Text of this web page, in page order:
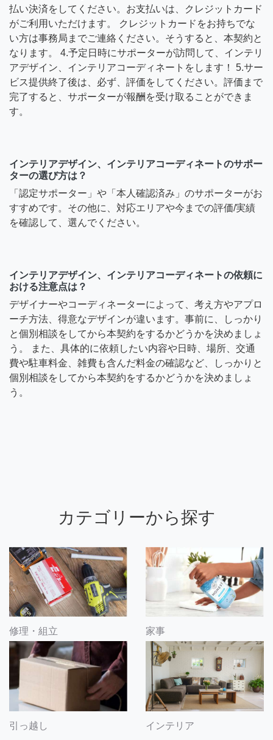
払い決済をしてください。お支払いは、クレジットカード
がご利用いただけます。 クレジットカードをお持ちでな
い方は事務局までご連絡ください。そうすると、本契約と
なります。 4.予定日時にサポーターが訪問して、インテリ
アデザイン、インテリアコーディネートをします！ 5.サー
ビス提供終了後は、必ず、評価をしてください。評価まで
完了すると、サポーターが報酬を受け取ることができま
す。
インテリアデザイン、インテリアコーディネートのサポー
ターの選び方は？
「認定サポーター」や「本人確認済み」のサポーターがお
すすめです。その他に、対応エリアや今までの評価/実績
を確認して、選んでください。
インテリアデザイン、インテリアコーディネートの依頼に
おける注意点は？
デザイナーやコーディネーターによって、考え方やアプロ
ーチ方法、得意なデザインが違います。事前に、しっかり
と個別相談をしてから本契約をするかどうかを決めましょ
う。 また、具体的に依頼したい内容や日時、場所、交通
費や駐車料金、雑費も含んだ料金の確認など、しっかりと
個別相談をしてから本契約をするかどうかを決めましょ
う。
カテゴリーから探す
修理・組立 家事
引っ越し インテリア